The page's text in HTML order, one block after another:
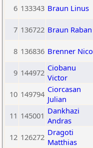
6 133343 Braun Linus
7 136722 Braun Raban
8 136836 Brenner Nico
9 144972 Ciobanu
Victor
10 149794 Ciorcasan
Julian
11 145001 Dankhazi
Andras
12 126272 Dragoti
Matthias